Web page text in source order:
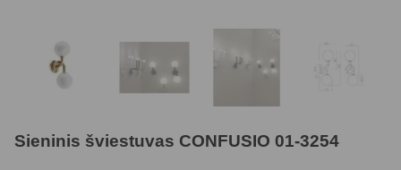
Sieninis šviestuvas CONFUSIO 01-3254